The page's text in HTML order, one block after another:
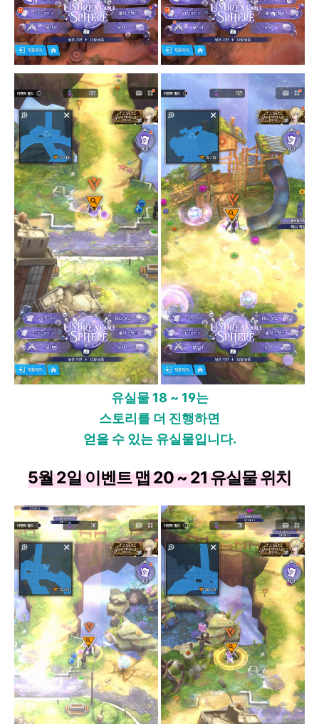
유실물 18 ~ 19는
스토리를 더 진행하면
얻을 수 있는 유실물입니다.
5월 2일 이벤트 맵 20 ~ 21 유실물 위치